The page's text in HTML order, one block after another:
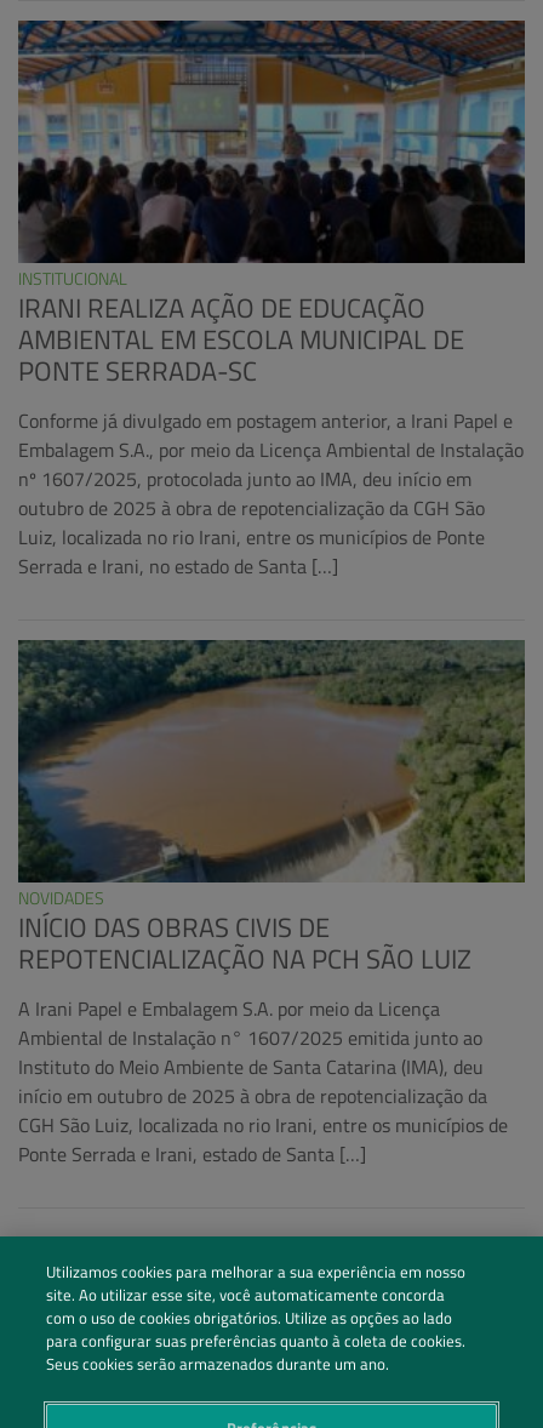
INSTITUCIONAL
IRANI REALIZA AÇÃO DE EDUCAÇÃO
AMBIENTAL EM ESCOLA MUNICIPAL DE
PONTE SERRADA-SC
Conforme já divulgado em postagem anterior, a Irani Papel e
Embalagem S.A., por meio da Licença Ambiental de Instalação
nº 1607/2025, protocolada junto ao IMA, deu início em
outubro de 2025 à obra de repotencialização da CGH São
Luiz, localizada no rio Irani, entre os municípios de Ponte
Serrada e Irani, no estado de Santa […]
NOVIDADES
INÍCIO DAS OBRAS CIVIS DE
REPOTENCIALIZAÇÃO NA PCH SÃO LUIZ
A Irani Papel e Embalagem S.A. por meio da Licença
Ambiental de Instalação n° 1607/2025 emitida junto ao
Instituto do Meio Ambiente de Santa Catarina (IMA), deu
início em outubro de 2025 à obra de repotencialização da
CGH São Luiz, localizada no rio Irani, entre os municípios de
Ponte Serrada e Irani, estado de Santa […]
Utilizamos cookies para melhorar a sua experiência em nosso
site. Ao utilizar esse site, você automaticamente concorda
com o uso de cookies obrigatórios. Utilize as opções ao lado
para configurar suas preferências quanto à coleta de cookies.
Seus cookies serão armazenados durante um ano.